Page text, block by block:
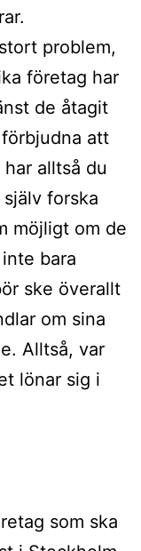
problem,
företag har
de åtagit
att
alltså du
forska
möjligt om de
bara
ske överallt
om sina
Alltså, var
lönar sig i
som ska